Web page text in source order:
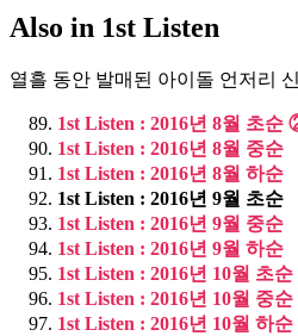
Also in 1st Listen
열흘 동안 발매된 아이돌 언저리
1st Listen : 2016년 8월 초순
1st Listen : 2016년 8월 중순
1st Listen : 2016년 8월 하순
1st Listen : 2016년 9월 초순
1st Listen : 2016년 9월 중순
1st Listen : 2016년 9월 하순
1st Listen : 2016년 10월 초순
1st Listen : 2016년 10월 중순
1st Listen : 2016년 10월 하순